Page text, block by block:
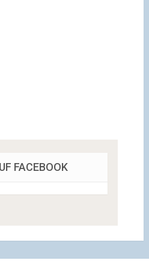
FACEBOOK